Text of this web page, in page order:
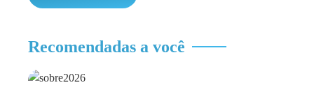
Recomendadas a você